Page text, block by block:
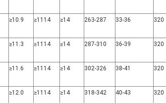
≥10.9 ≥1114 ≥14 263-287 33-36 320
≥11.3 ≥1114 ≥14 287-310 36-39 320
≥11.6 ≥1114 ≥14 302-326 38-41 320
≥12.0 ≥1114 ≥14 318-342 40-43 320